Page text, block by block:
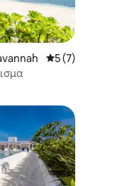
Μέση
5 (7)